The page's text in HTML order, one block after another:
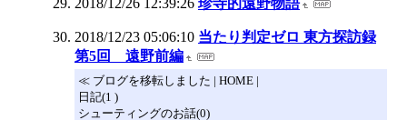
2018/12/23 05:06:10 当たり判定ゼロ 東方探訪録
第5回 遠野前編
≪ ブログを移転しました | HOME |
日記(1 )
シューティングのお話(0)